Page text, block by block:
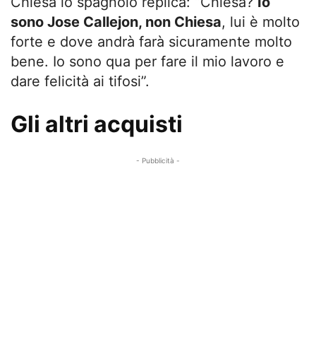
sono Jose Callejon, non Chiesa, lui è molto
forte e dove andrà farà sicuramente molto
bene. Io sono qua per fare il mio lavoro e
dare felicità ai tifosi”.
Gli altri acquisti
- Pubblicità -